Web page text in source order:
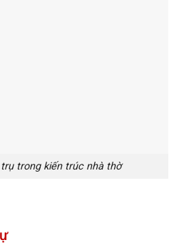
trong kiến trúc nhà thờ